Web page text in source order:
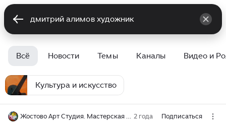
Всё Новости Темы Каналы Видео и
Культура и искусство
Жостово Арт Студия. Мастерская Гончаровых 2 года Подписаться